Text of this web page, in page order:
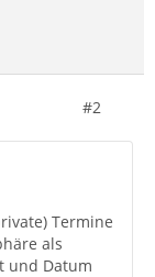
#2
Termine
als
und Datum